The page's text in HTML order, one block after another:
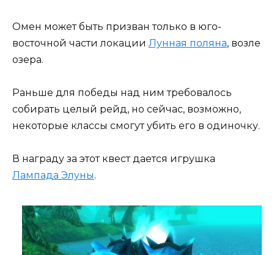
Омен может быть призван только в юго-
восточной части локации Лунная поляна, возле
озера.
Раньше для победы над ним требовалось
собирать целый рейд, но сейчас, возможно,
некоторые классы смогут убить его в одиночку.
В награду за этот квест дается игрушка
Лампада Элуны.